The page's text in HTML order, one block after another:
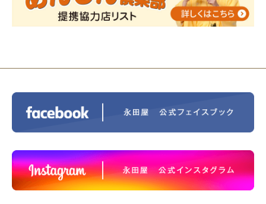
2023/11/29 永田屋創業110周年記念式典 レンブラ
ントホテル東京町田